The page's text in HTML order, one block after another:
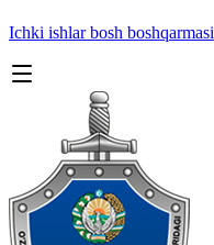
Ichki ishlar bosh boshqarmasi